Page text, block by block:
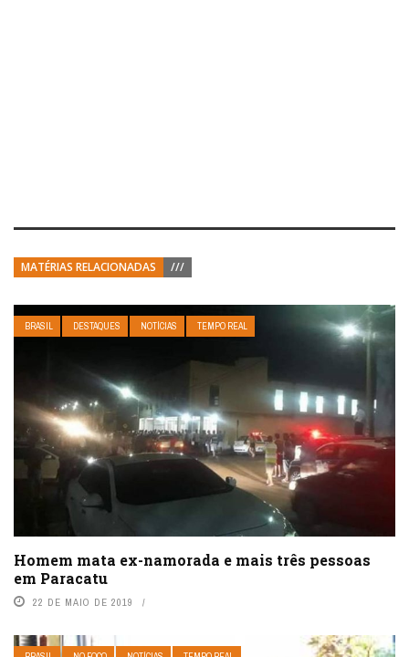
MATÉRIAS RELACIONADAS ///
BRASIL DESTAQUES NOTÍCIAS TEMPO REAL
Homem mata ex-namorada e mais três pessoas
em Paracatu
22 DE MAIO DE 2019